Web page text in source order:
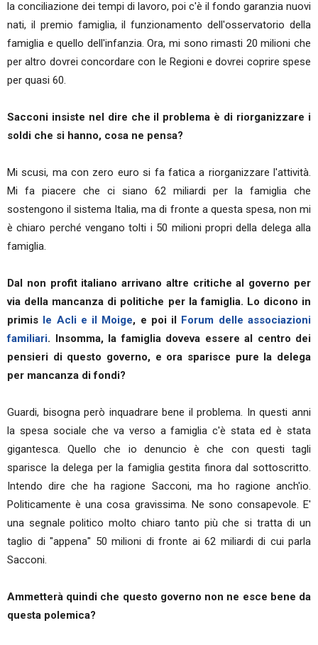
la conciliazione dei tempi di lavoro, poi c'è il fondo garanzia nuovi
nati, il premio famiglia, il funzionamento dell'osservatorio della
famiglia e quello dell'infanzia. Ora, mi sono rimasti 20 milioni che
per altro dovrei concordare con le Regioni e dovrei coprire spese
per quasi 60.
Sacconi insiste nel dire che il problema è di riorganizzare i
soldi che si hanno, cosa ne pensa?
Mi scusi, ma con zero euro si fa fatica a riorganizzare l'attività.
Mi fa piacere che ci siano 62 miliardi per la famiglia che
sostengono il sistema Italia, ma di fronte a questa spesa, non mi
è chiaro perché vengano tolti i 50 milioni propri della delega alla
famiglia.
Dal non profit italiano arrivano altre critiche al governo per
via della mancanza di politiche per la famiglia. Lo dicono in
primis le Acli e il Moige, e poi il Forum delle associazioni
familiari. Insomma, la famiglia doveva essere al centro dei
pensieri di questo governo, e ora sparisce pure la delega
per mancanza di fondi?
Guardi, bisogna però inquadrare bene il problema. In questi anni
la spesa sociale che va verso a famiglia c'è stata ed è stata
gigantesca. Quello che io denuncio è che con questi tagli
sparisce la delega per la famiglia gestita finora dal sottoscritto.
Intendo dire che ha ragione Sacconi, ma ho ragione anch'io.
Politicamente è una cosa gravissima. Ne sono consapevole. E'
una segnale politico molto chiaro tanto più che si tratta di un
taglio di "appena" 50 milioni di fronte ai 62 miliardi di cui parla
Sacconi.
Ammetterà quindi che questo governo non ne esce bene da
questa polemica?